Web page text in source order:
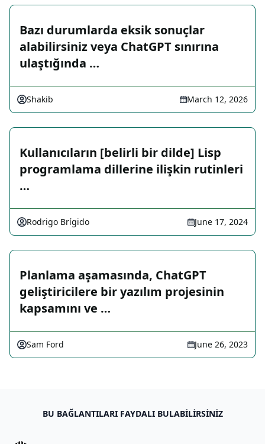
Bazı durumlarda eksik sonuçlar
alabilirsiniz veya ChatGPT sınırına
ulaştığında …
Shakib March 12, 2026
Kullanıcıların [belirli bir dilde] Lisp
programlama dillerine ilişkin rutinleri
…
Rodrigo Brígido June 17, 2024
Planlama aşamasında, ChatGPT
geliştiricilere bir yazılım projesinin
kapsamını ve …
Sam Ford June 26, 2023
BU BAĞLANTILARI FAYDALI BULABILIRSINIZ